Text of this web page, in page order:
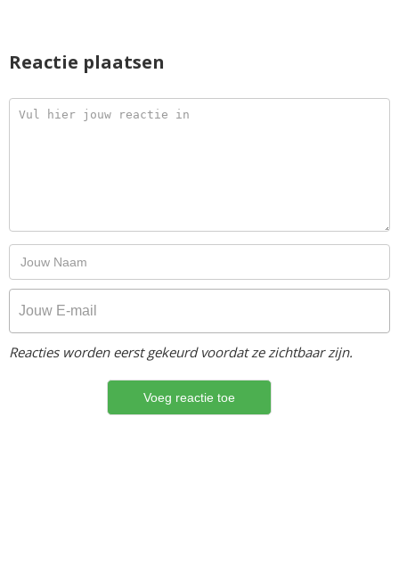
Reactie plaatsen
Reacties worden eerst gekeurd voordat ze zichtbaar zijn.